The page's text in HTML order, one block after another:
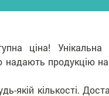
ціна!
надають продукцію
якій кількості.